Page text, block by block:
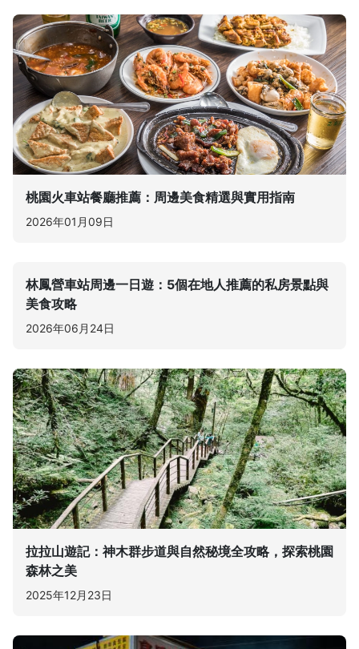
桃園火車站餐廳推薦：周邊美食精選與實用指南
2026年01月09日
林鳳營車站周邊一日遊：5個在地人推薦的私房景點與
美食攻略
2026年06月24日
拉拉山遊記：神木群步道與自然秘境全攻略，探索桃園
森林之美
2025年12月23日